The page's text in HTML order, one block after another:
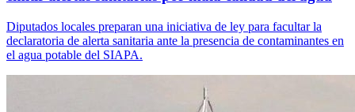
Diputados locales preparan una iniciativa de ley para facultar la
declaratoria de alerta sanitaria ante la presencia de contaminantes en
el agua potable del SIAPA.